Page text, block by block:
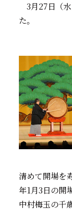
3月27日（
た。
清めて開場を
年1月3日の開
中村梅玉の千